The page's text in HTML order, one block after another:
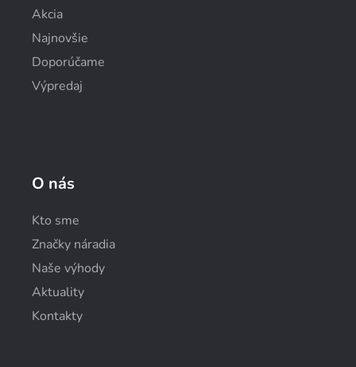
Akcia
Najnovšie
Doporúčame
Výpredaj
O nás
Kto sme
Značky náradia
Naše výhody
Aktuality
Kontakty